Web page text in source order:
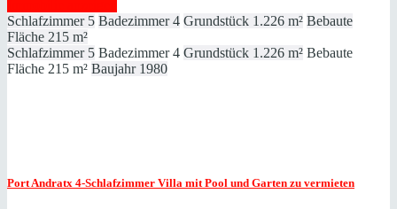
Schlafzimmer 5 Badezimmer 4 Grundstück 1.226 m² Bebaute
Fläche 215 m²
Schlafzimmer 5 Badezimmer 4 Grundstück 1.226 m² Bebaute
Fläche 215 m² Baujahr 1980
Port Andratx 4-Schlafzimmer Villa mit Pool und Garten zu vermieten